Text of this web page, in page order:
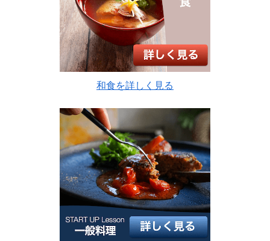
和食を詳しく見る